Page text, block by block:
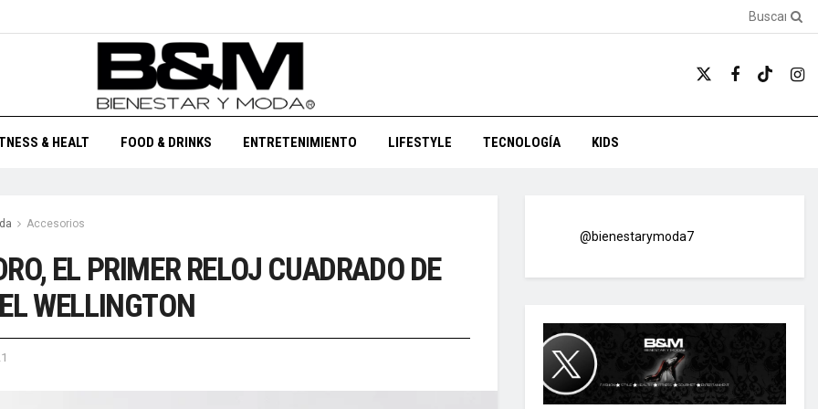
& HEALT FOOD & DRINKS ENTRETENIMIENTO LIFESTYLE TECNOLOGÍA KIDS
Accesorios
EL PRIMER RELOJ CUADRADO DE
WELLINGTON
@bienestarymoda7